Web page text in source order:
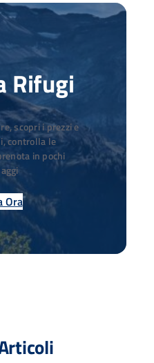
Rifugi
scopri i prezzi e
controlla le
in pochi
Ora